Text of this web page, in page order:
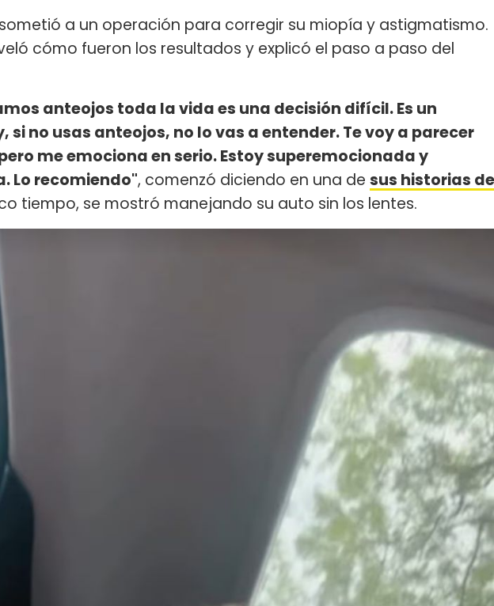
a un operación para corregir su miopía y astigmatismo.
cómo fueron los resultados y explicó el paso a paso del
anteojos toda la vida es una decisión difícil. Es un
si no usas anteojos, no lo vas a entender. Te voy a parecer
me emociona en serio. Estoy superemocionada y
Lo recomiendo", comenzó diciendo en una de sus historias de
tiempo, se mostró manejando su auto sin los lentes.